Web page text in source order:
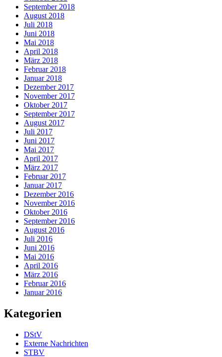
September 2018
August 2018
Juli 2018
Juni 2018
Mai 2018
April 2018
März 2018
Februar 2018
Januar 2018
Dezember 2017
November 2017
Oktober 2017
September 2017
August 2017
Juli 2017
Juni 2017
Mai 2017
April 2017
März 2017
Februar 2017
Januar 2017
Dezember 2016
November 2016
Oktober 2016
September 2016
August 2016
Juli 2016
Juni 2016
Mai 2016
April 2016
März 2016
Februar 2016
Januar 2016
Kategorien
DStV
Externe Nachrichten
STBV